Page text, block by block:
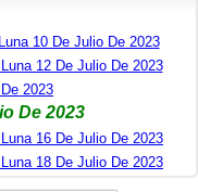
10 De Julio De 2023
12 De Julio De 2023
2023
De 2023
16 De Julio De 2023
18 De Julio De 2023